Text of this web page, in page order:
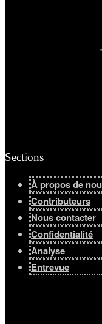
Sections
À propos de
Contributeurs
Nous contacter
Confidentialité
Analyse
Entrevue